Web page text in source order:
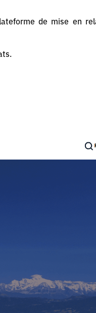
de mise en